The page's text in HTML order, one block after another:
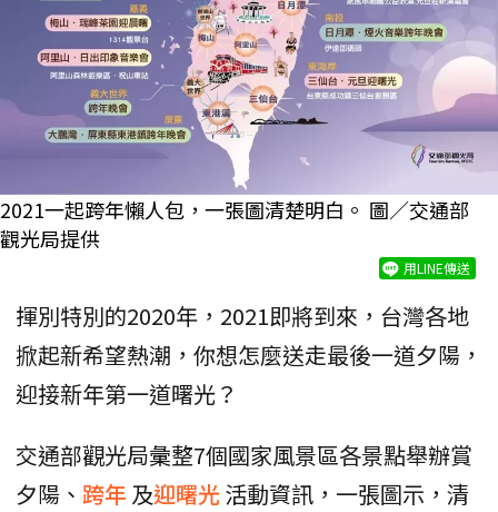
2021一起跨年懶人包，一張圖清楚明白。 圖／交通部
觀光局提供
用LINE傳送
揮別特別的2020年，2021即將到來，台灣各地
掀起新希望熱潮，你想怎麼送走最後一道夕陽，
迎接新年第一道曙光？
交通部觀光局彙整7個國家風景區各景點舉辦賞
夕陽、 跨年 及迎曙光 活動資訊，一張圖示，清